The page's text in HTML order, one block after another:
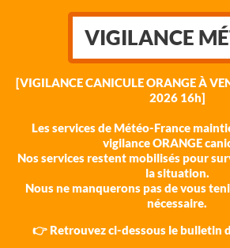
VIGILANCE
[VIGILANCE CANICULE ORANGE À
2026 16h]
Les services de Météo-France
vigilance ORANGE
Nos services restent mobilisés pour
la situation.
Nous ne manquerons pas de vous
nécessaire.
👉 Retrouvez ci-dessous le bulletin